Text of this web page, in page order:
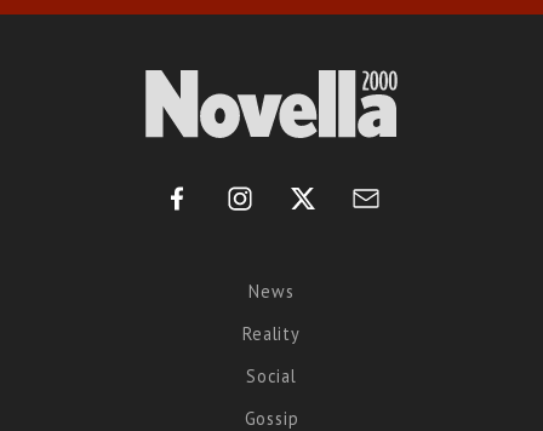
News
Reality
Social
Gossip